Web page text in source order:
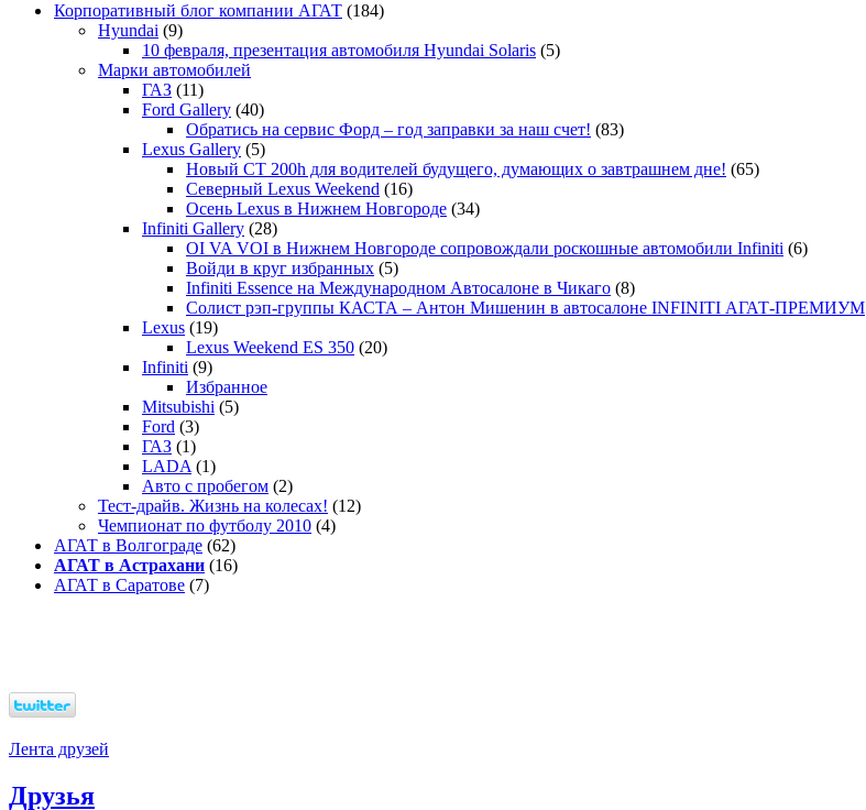
Корпоративный блог компании АГАТ (184)
Hyundai (9)
10 февраля, презентация автомобиля Hyundai Solaris (5)
Марки автомобилей
ГАЗ (11)
Ford Gallery (40)
Обратись на сервис Форд – год заправки за наш счет! (83)
Lexus Gallery (5)
Новый CT 200h для водителей будущего, думающих о завтрашнем дне! (65)
Северный Lexus Weekend (16)
Осень Lexus в Нижнем Новгороде (34)
Infiniti Gallery (28)
OI VA VOI в Нижнем Новгороде сопровождали роскошные автомобили Infiniti (6)
Войди в круг избранных (5)
Infiniti Essence на Международном Автосалоне в Чикаго (8)
Солист рэп-группы КАСТА – Антон Мишенин в автосалоне INFINITI АГАТ-ПРЕМИУМ
Lexus (19)
Lexus Weekend ES 350 (20)
Infiniti (9)
Избранное
Mitsubishi (5)
Ford (3)
ГАЗ (1)
LADA (1)
Авто с пробегом (2)
Тест-драйв. Жизнь на колесах! (12)
Чемпионат по футболу 2010 (4)
АГАТ в Волгограде (62)
АГАТ в Астрахани (16)
АГАТ в Саратове (7)
Лента друзей
Друзья